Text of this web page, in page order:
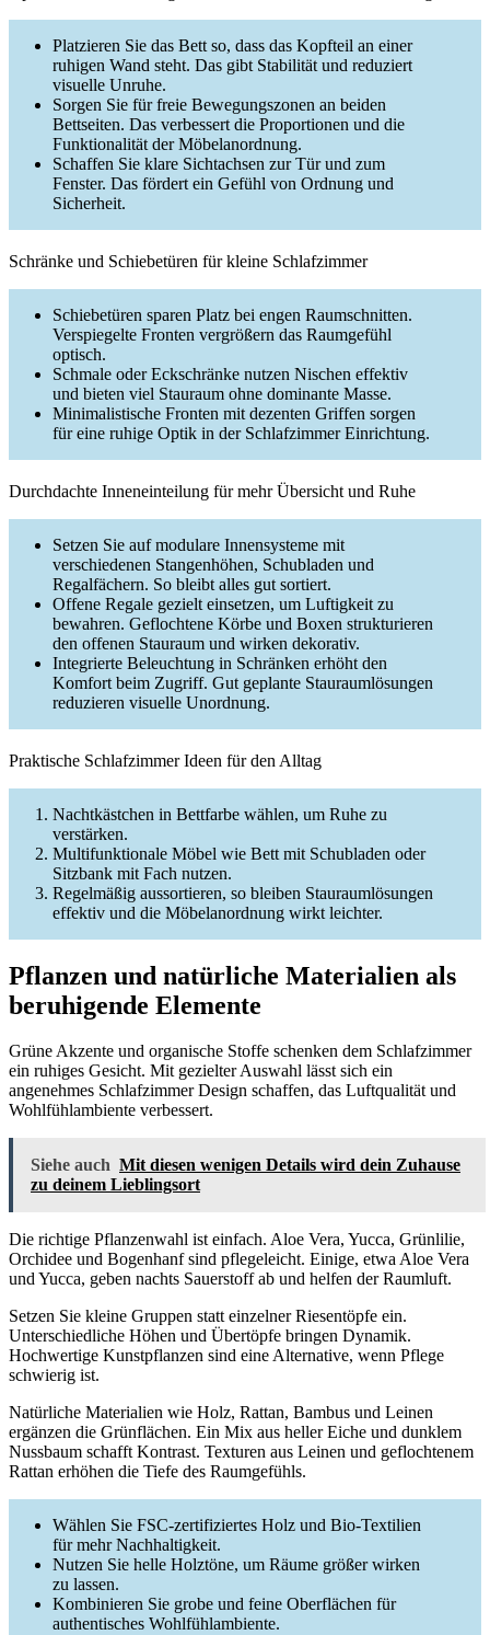
Platzieren Sie das Bett so, dass das Kopfteil an einer
ruhigen Wand steht. Das gibt Stabilität und reduziert
visuelle Unruhe.
Sorgen Sie für freie Bewegungszonen an beiden
Bettseiten. Das verbessert die Proportionen und die
Funktionalität der Möbelanordnung.
Schaffen Sie klare Sichtachsen zur Tür und zum
Fenster. Das fördert ein Gefühl von Ordnung und
Sicherheit.
Schränke und Schiebetüren für kleine Schlafzimmer
Schiebetüren sparen Platz bei engen Raumschnitten.
Verspiegelte Fronten vergrößern das Raumgefühl
optisch.
Schmale oder Eckschränke nutzen Nischen effektiv
und bieten viel Stauraum ohne dominante Masse.
Minimalistische Fronten mit dezenten Griffen sorgen
für eine ruhige Optik in der Schlafzimmer Einrichtung.
Durchdachte Inneneinteilung für mehr Übersicht und Ruhe
Setzen Sie auf modulare Innensysteme mit
verschiedenen Stangenhöhen, Schubladen und
Regalfächern. So bleibt alles gut sortiert.
Offene Regale gezielt einsetzen, um Luftigkeit zu
bewahren. Geflochtene Körbe und Boxen strukturieren
den offenen Stauraum und wirken dekorativ.
Integrierte Beleuchtung in Schränken erhöht den
Komfort beim Zugriff. Gut geplante Stauraumlösungen
reduzieren visuelle Unordnung.
Praktische Schlafzimmer Ideen für den Alltag
Nachtkästchen in Bettfarbe wählen, um Ruhe zu
verstärken.
Multifunktionale Möbel wie Bett mit Schubladen oder
Sitzbank mit Fach nutzen.
Regelmäßig aussortieren, so bleiben Stauraumlösungen
effektiv und die Möbelanordnung wirkt leichter.
Pflanzen und natürliche Materialien als
beruhigende Elemente
Grüne Akzente und organische Stoffe schenken dem Schlafzimmer
ein ruhiges Gesicht. Mit gezielter Auswahl lässt sich ein
angenehmes Schlafzimmer Design schaffen, das Luftqualität und
Wohlfühlambiente verbessert.
Siehe auch Mit diesen wenigen Details wird dein Zuhause
zu deinem Lieblingsort
Die richtige Pflanzenwahl ist einfach. Aloe Vera, Yucca, Grünlilie,
Orchidee und Bogenhanf sind pflegeleicht. Einige, etwa Aloe Vera
und Yucca, geben nachts Sauerstoff ab und helfen der Raumluft.
Setzen Sie kleine Gruppen statt einzelner Riesentöpfe ein.
Unterschiedliche Höhen und Übertöpfe bringen Dynamik.
Hochwertige Kunstpflanzen sind eine Alternative, wenn Pflege
schwierig ist.
Natürliche Materialien wie Holz, Rattan, Bambus und Leinen
ergänzen die Grünflächen. Ein Mix aus heller Eiche und dunklem
Nussbaum schafft Kontrast. Texturen aus Leinen und geflochtenem
Rattan erhöhen die Tiefe des Raumgefühls.
Wählen Sie FSC-zertifiziertes Holz und Bio-Textilien
für mehr Nachhaltigkeit.
Nutzen Sie helle Holztöne, um Räume größer wirken
zu lassen.
Kombinieren Sie grobe und feine Oberflächen für
authentisches Wohlfühlambiente.